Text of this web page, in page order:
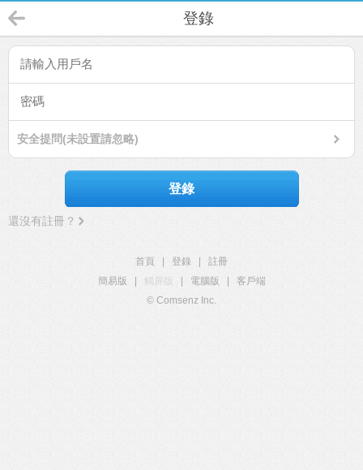
登錄
安全提問(未設置請忽略)
登錄
還沒有註冊？
首頁 登錄
註冊
簡易版
觸屏版 電腦版
客戶端
© Comsenz Inc.